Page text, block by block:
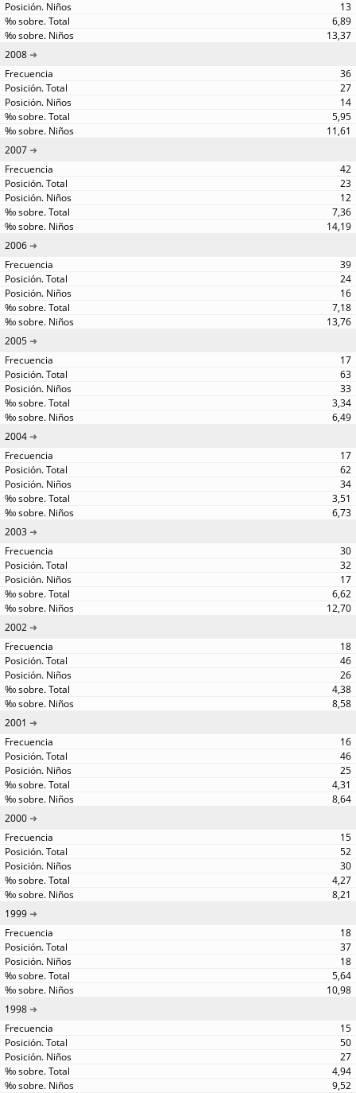
13
6,89
13,37
2008
36
27
14
5,95
11,61
2007
42
23
12
7,36
14,19
2006
39
24
16
7,18
13,76
2005
17
63
33
3,34
6,49
2004
17
62
34
3,51
6,73
2003
30
32
17
6,62
12,70
2002
18
46
26
4,38
8,58
2001
16
46
25
4,31
8,64
2000
15
52
30
4,27
8,21
1999
18
37
18
5,64
10,98
1998
15
50
27
4,94
9,52